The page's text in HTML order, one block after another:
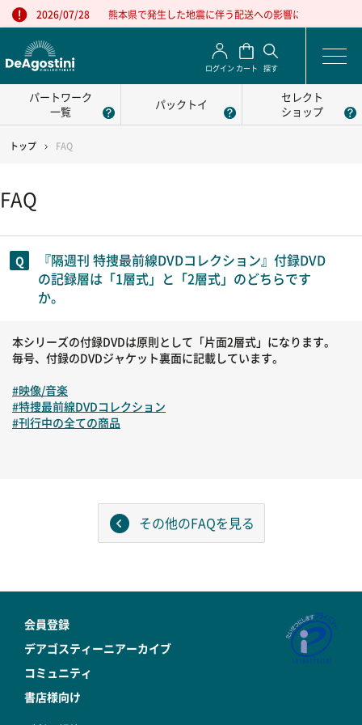
2026/07/28 熊本県で発生した地震に伴う配送への影響について
ログイン カート 探す
パートワーク
一覧
パックトイ
セレクト
ショップ
トップ FAQ
FAQ
『隔週刊 特捜最前線DVDコレクション』付録DVD
の記録層は「1層式」と「2層式」のどちらです
か。
本シリーズの付録DVDは原則として「片面2層式」になります。
毎号、付録のDVDジャケット裏面に記載しています。
#映像/音楽
#特捜最前線DVDコレクション
#刊行中の全ての商品
その他のFAQを見る
会員登録
デアゴスティーニアーカイブ
コミュニティ
書店様向け